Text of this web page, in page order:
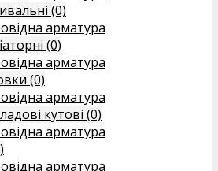
(0)
(0)
(0)
кутові (0)